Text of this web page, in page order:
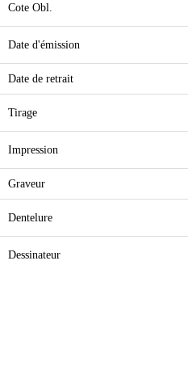
Cote Obl.
Date d'émission
Date de retrait
Tirage
Impression
Graveur
Dentelure
Dessinateur